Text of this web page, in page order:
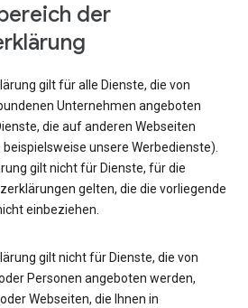
der
gilt für alle Dienste, die von
Unternehmen angeboten
die auf anderen Webseiten
unsere Werbedienste).
gilt nicht für Dienste, für die
gelten, die die vorliegende
einbeziehen.
gilt nicht für Dienste, die von
Personen angeboten werden,
Webseiten, die Ihnen in